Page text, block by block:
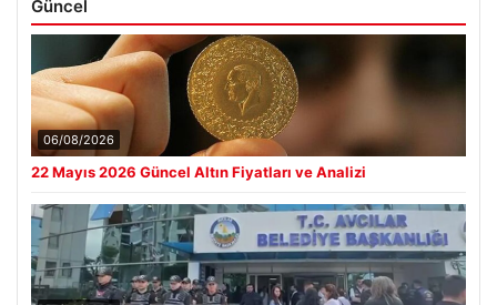
Güncel
06/08/2026
22 Mayıs 2026 Güncel Altın Fiyatları ve Analizi